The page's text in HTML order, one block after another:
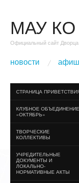
МАУ
Официальный сайт
новости
СТРАНИЦА
КЛУБНОЕ ОБЪЕДИНЕНИЕ
«ОКТЯБРЬ»
ТВОРЧЕСКИЕ
КОЛЛЕКТИВЫ
УЧРЕДИТЕЛЬНЫЕ
ДОКУМЕНТЫ И
ЛОКАЛЬНО-
НОРМАТИВНЫЕ АКТЫ